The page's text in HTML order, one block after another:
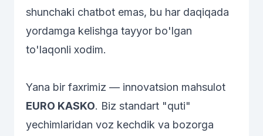
shunchaki chatbot emas, bu har daqiqada
yordamga kelishga tayyor bo'lgan
to'laqonli xodim.
Yana bir faxrimiz — innovatsion mahsulot
EURO KASKO. Biz standart "quti"
yechimlaridan voz kechdik va bozorga